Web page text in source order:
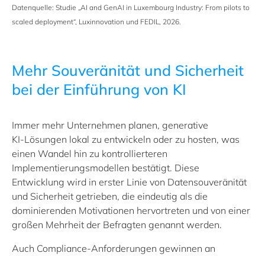
Datenquelle: Studie „AI and GenAI in Luxembourg Industry: From pilots to
scaled deployment“, Luxinnovation und FEDIL, 2026.
Mehr Souveränität und Sicherheit
bei der Einführung von KI
Immer mehr Unternehmen planen, generative
KI‑Lösungen lokal zu entwickeln oder zu hosten, was
einen Wandel hin zu kontrollierteren
Implementierungsmodellen bestätigt. Diese
Entwicklung wird in erster Linie von Datensouveränität
und Sicherheit getrieben, die eindeutig als die
dominierenden Motivationen hervortreten und von einer
großen Mehrheit der Befragten genannt werden.
Auch Compliance‑Anforderungen gewinnen an